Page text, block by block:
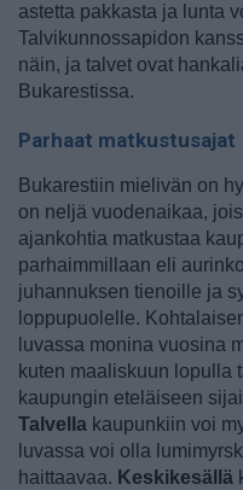
astetta pakkasta ja lunta
Talvikunnossapidon
näin, ja talvet ovat
Bukarestissa.
Parhaat matkustusajat
Bukarestiin mielivän on
on neljä vuodenaikaa,
ajankohtia matkustaa
parhaimmillaan eli
juhannuksen tienoille ja
loppupuolelle.
luvassa monina vuosina
kuten maaliskuun lopulla
kaupungin eteläiseen
Talvella kaupunkiin voi
luvassa voi olla
haittaavaa. Keskikesällä